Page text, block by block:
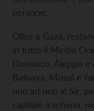
persone.
Oltre a Gaza,
in tutto il Medio
Damasco, Aleppo e
Batnaya, Mosul e
uno ad uno al Sir,
capitale irachena,